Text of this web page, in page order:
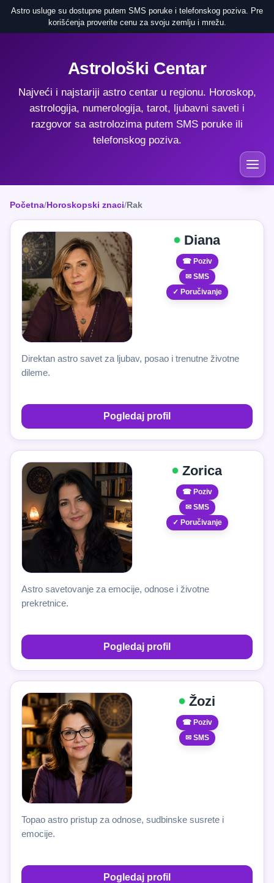
Astro usluge su dostupne putem SMS poruke i telefonskog poziva. Pre
korišćenja proverite cenu za svoju zemlju i mrežu.
Astrološki Centar
Najveći i najstariji astro centar u regionu. Horoskop,
astrologija, numerologija, tarot, ljubavni saveti i
razgovor sa astrolozima putem SMS poruke ili
telefonskog poziva.
Početna/Horoskopski znaci/Rak
Diana
☎ Poziv
✉ SMS
✓ Poručivanje
Direktan astro savet za ljubav, posao i trenutne životne
dileme.
Pogledaj profil
Zorica
☎ Poziv
✉ SMS
✓ Poručivanje
Astro savetovanje za emocije, odnose i životne
prekretnice.
Pogledaj profil
Žozi
☎ Poziv
✉ SMS
Topao astro pristup za odnose, sudbinske susrete i
emocije.
Pogledaj profil